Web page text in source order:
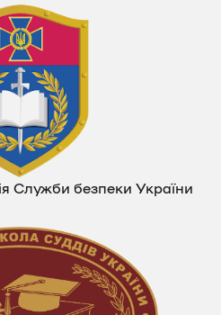
Служби безпеки України